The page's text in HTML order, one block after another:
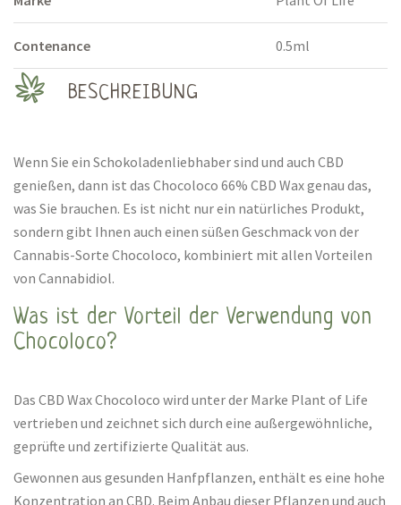
Contenance 0.5ml
BESCHREIBUNG
Wenn Sie ein Schokoladenliebhaber sind und auch CBD
genießen, dann ist das Chocoloco 66% CBD Wax genau das,
was Sie brauchen. Es ist nicht nur ein natürliches Produkt,
sondern gibt Ihnen auch einen süßen Geschmack von der
Cannabis-Sorte Chocoloco, kombiniert mit allen Vorteilen
von Cannabidiol.
Was ist der Vorteil der Verwendung von
Chocoloco?
Das CBD Wax Chocoloco wird unter der Marke Plant of Life
vertrieben und zeichnet sich durch eine außergewöhnliche,
geprüfte und zertifizierte Qualität aus.
Gewonnen aus gesunden Hanfpflanzen, enthält es eine hohe
Konzentration an CBD. Beim Anbau dieser Pflanzen und auch